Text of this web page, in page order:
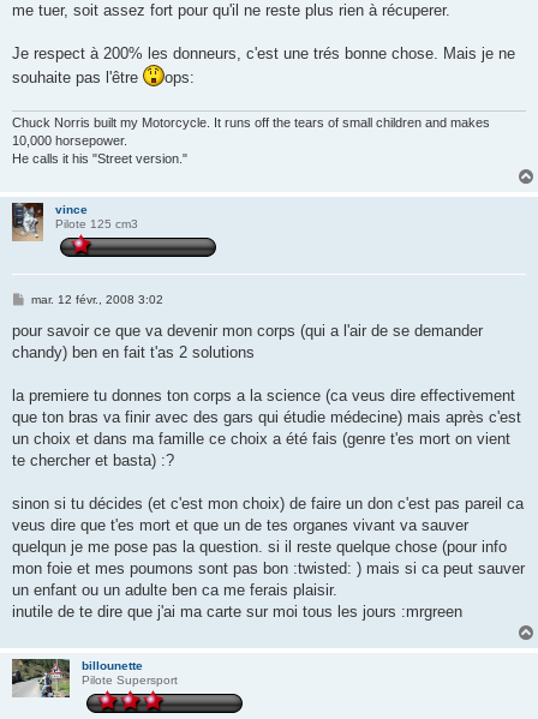
a
me tuer, soit assez fort pour qu'il ne reste plus rien à récuperer.
Je respect à 200% les donneurs, c'est une trés bonne chose. Mais je ne
souhaite pas l'être
ops:
Chuck Norris built my Motorcycle. It runs off the tears of small children and makes
10,000 horsepower.
He calls it his "Street version."
vince
Pilote 125 cm3
M
s
a
mar. 12 févr., 2008 3:02
pour savoir ce que va devenir mon corps (qui a l'air de se demander
chandy) ben en fait t'as 2 solutions
la premiere tu donnes ton corps a la science (ca veus dire effectivement
que ton bras va finir avec des gars qui étudie médecine) mais après c'est
un choix et dans ma famille ce choix a été fais (genre t'es mort on vient
te chercher et basta) :?
sinon si tu décides (et c'est mon choix) de faire un don c'est pas pareil ca
veus dire que t'es mort et que un de tes organes vivant va sauver
quelqun je me pose pas la question. si il reste quelque chose (pour info
mon foie et mes poumons sont pas bon :twisted: ) mais si ca peut sauver
un enfant ou un adulte ben ca me ferais plaisir.
inutile de te dire que j'ai ma carte sur moi tous les jours :mrgreen
billounette
Pilote Supersport